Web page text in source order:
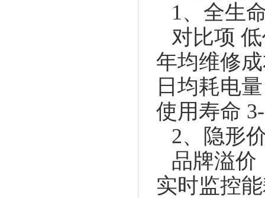
1、全生
对比项
年均维修
日均耗电
使用寿命
2、隐形
品牌溢价
实时监控